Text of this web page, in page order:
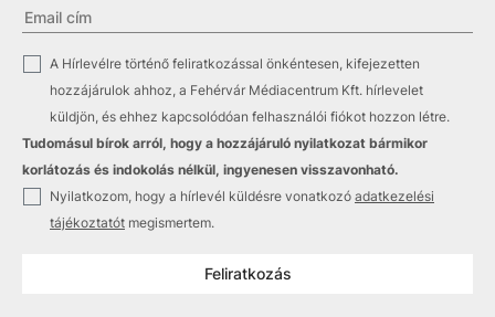
✓
A Hírlevélre történő feliratkozással önkéntesen, kifejezetten
hozzájárulok ahhoz, a Fehérvár Médiacentrum Kft. hírlevelet
küldjön, és ehhez kapcsolódóan felhasználói fiókot hozzon létre.
Tudomásul bírok arról, hogy a hozzájáruló nyilatkozat bármikor
korlátozás és indokolás nélkül, ingyenesen visszavonható.
✓ Nyilatkozom, hogy a hírlevél küldésre vonatkozó adatkezelési
tájékoztatót megismertem.
Feliratkozás